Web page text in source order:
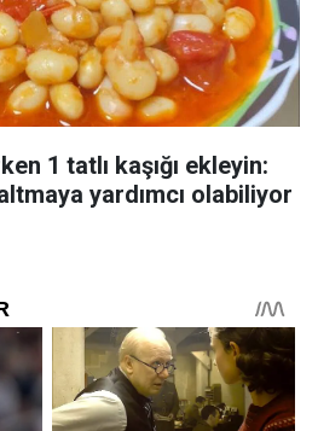
1 tatlı kaşığı ekleyin:
yardımcı olabiliyor